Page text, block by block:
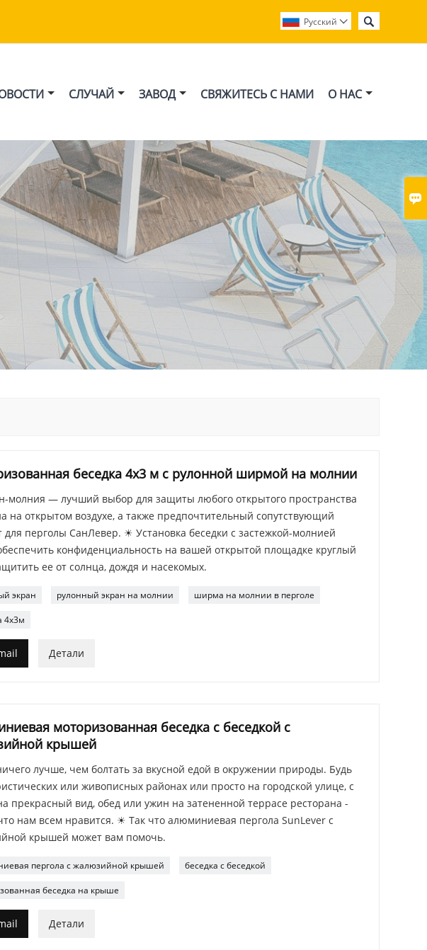


Pусский 
СЛУЧАЙ ЗАВОД СВЯЖИТЕСЬ С НАМИ О НАС
беседка 4х3 м с рулонной ширмой на молнии
молния — лучший выбор для защиты любого открытого пространства
на открытом воздухе, а также предпочтительный сопутствующий
для перголы СанЛевер. ☀ Установка беседки с застежкой-молнией
конфиденциальность на вашей открытой площадке круглый
ее от солнца, дождя и насекомых.
экран рулонный экран на молнии ширма на молнии в перголе
4х3м
Детали
моторизованная беседка с беседкой с
крышей
лучше, чем болтать за вкусной едой в окружении природы. Будь
или живописных районах или просто на городской улице, с
прекрасный вид, обед или ужин на затененной террасе ресторана -
нам всем нравится. ☀ Так что алюминиевая пергола SunLever с
крышей может вам помочь.
пергола с жалюзийной крышей беседка с беседкой
беседка на крыше
Детали